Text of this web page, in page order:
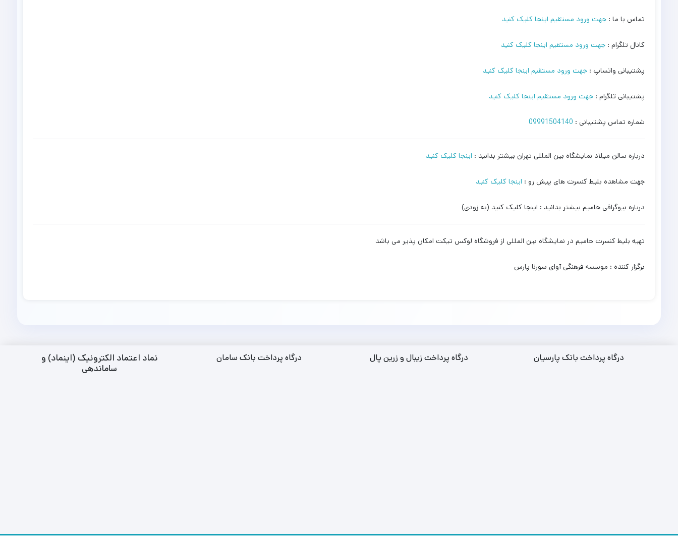
تماس با ما : جهت ورود مستقیم اینجا کلیک کنید
کانال تلگرام : جهت ورود مستقیم اینجا کلیک کنید
پشتیبانی واتساپ : جهت ورود مستقیم اینجا کلیک کنید
پشتیبانی تلگرام : جهت ورود مستقیم اینجا کلیک کنید
شماره تماس پشتیبانی : 09991504140
درباره سالن میلاد نمایشگاه بین المللی تهران بیشتر بدانید : اینجا کلیک کنید
جهت مشاهده بلیط کنسرت های پیش رو : اینجا کلیک کنید
درباره بیوگرافی حامیم بیشتر بدانید : اینجا کلیک کنید (به زودی)
تهیه بلیط کنسرت حامیم در نمایشگاه بین المللی از فروشگاه لوکس تیکت امکان پذیر می باشد
برگزار کننده : موسسه فرهنگی آوای سورنا پارس
درگاه پرداخت بانک پارسیان درگاه پرداخت زیبال و زرین پال درگاه پرداخت بانک سامان
نماد اعتماد الکترونیک (اینماد) و
ساماندهی